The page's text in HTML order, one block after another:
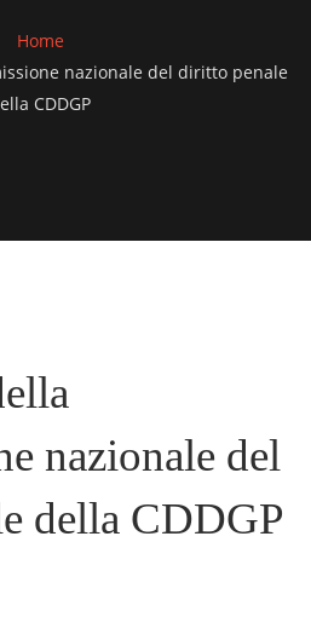
Home
nazionale del diritto penale
CDDGP
nazionale del
della CDDGP